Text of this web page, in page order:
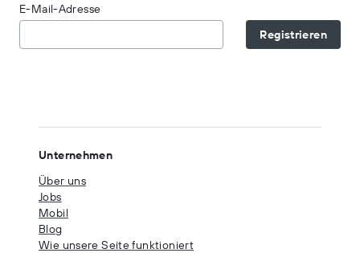
E-Mail-Adresse
Registrieren
Unternehmen
Über uns
Jobs
Mobil
Blog
Wie unsere Seite funktioniert